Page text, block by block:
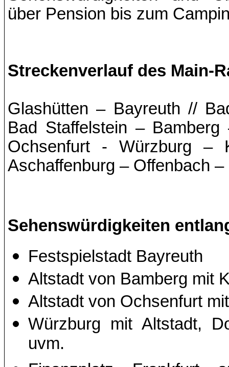
über Pension bis zum
Streckenverlauf des Main-
Glashütten – Bayreuth //
Bad Staffelstein –
Ochsenfurt - Würzburg –
Aschaffenburg – Offenbach
Sehenswürdigkeiten
Festspielstadt Bayreuth
Altstadt von Bamberg mit
Altstadt von Ochsenfurt
Würzburg mit Altstadt,
uvm.